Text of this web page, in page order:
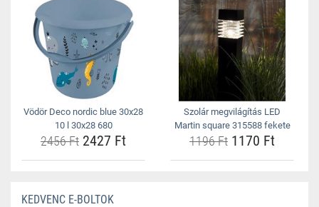
Vödör Deco nordic blue 30x28
10 l 30x28 680
2456 Ft 2427 Ft
Szolár megvilágítás LED
Martin square 315588 fekete
1196 Ft 1170 Ft
KEDVENC E-BOLTOK